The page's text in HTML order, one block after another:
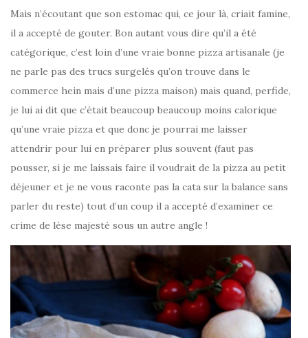
Mais n’écoutant que son estomac qui, ce jour là, criait famine,
il a accepté de gouter. Bon autant vous dire qu’il a été
catégorique, c’est loin d’une vraie bonne pizza artisanale (je
ne parle pas des trucs surgelés qu’on trouve dans le
commerce hein mais d’une pizza maison) mais quand, perfide,
je lui ai dit que c’était beaucoup beaucoup moins calorique
qu’une vraie pizza et que donc je pourrai me laisser
attendrir pour lui en préparer plus souvent (faut pas
pousser, si je me laissais faire il voudrait de la pizza au petit
déjeuner et je ne vous raconte pas la cata sur la balance sans
parler du reste) tout d’un coup il a accepté d’examiner ce
crime de lèse majesté sous un autre angle !